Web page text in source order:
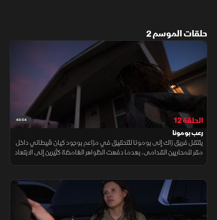
حلقات الموسم 2
43:54 الحلقة 12
رعب بومونا
ينتقل فريق زاك إلى بومونا للتحقيق في مزاعم بوجود كيان شيطاني داخل
مقر للمحاربين القدامى، بعدما دفعت الظواهر الغامضة كثيرين إلى الابتعاد